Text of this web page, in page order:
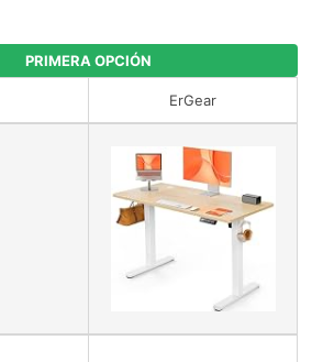
PRIMERA OPCIÓN
ErGear